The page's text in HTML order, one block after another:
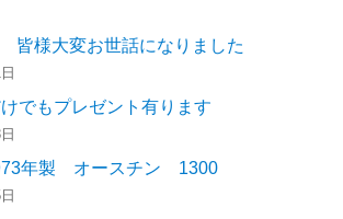
皆様大変お世話になりました
でもプレゼント有ります
年製 オースチン 1300